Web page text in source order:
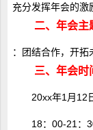
充分发挥年会的激
二、年会主
：团结合作，开拓
三、年会时
20xx年1月12
18：00-21：